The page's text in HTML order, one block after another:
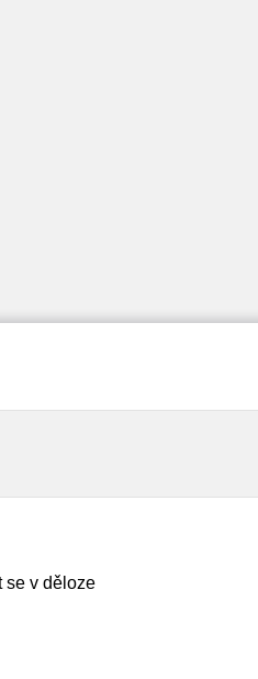
se v děloze